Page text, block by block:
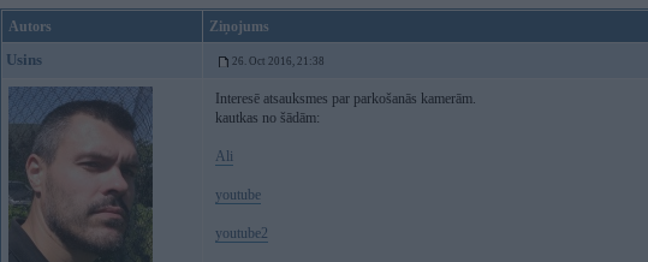
Autors Ziņojums
Usins 26. Oct 2016, 21:38
Interesē atsauksmes par parkošanās kamerām.
kautkas no šādām:
Ali
youtube
youtube2